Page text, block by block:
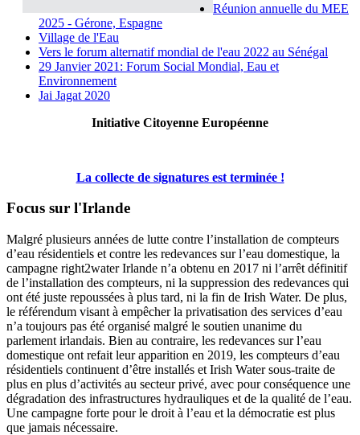
Réunion annuelle du MEE
2025 - Gérone, Espagne
Village de l'Eau
Vers le forum alternatif mondial de l'eau 2022 au Sénégal
29 Janvier 2021: Forum Social Mondial, Eau et
Environnement
Jai Jagat 2020
Initiative Citoyenne Européenne
La collecte de signatures est terminée !
Focus sur l'Irlande
Malgré plusieurs années de lutte contre l’installation de compteurs
d’eau résidentiels et contre les redevances sur l’eau domestique, la
campagne right2water Irlande n’a obtenu en 2017 ni l’arrêt définitif
de l’installation des compteurs, ni la suppression des redevances qui
ont été juste repoussées à plus tard, ni la fin de Irish Water. De plus,
le référendum visant à empêcher la privatisation des services d’eau
n’a toujours pas été organisé malgré le soutien unanime du
parlement irlandais. Bien au contraire, les redevances sur l’eau
domestique ont refait leur apparition en 2019, les compteurs d’eau
résidentiels continuent d’être installés et Irish Water sous-traite de
plus en plus d’activités au secteur privé, avec pour conséquence une
dégradation des infrastructures hydrauliques et de la qualité de l’eau.
Une campagne forte pour le droit à l’eau et la démocratie est plus
que jamais nécessaire.